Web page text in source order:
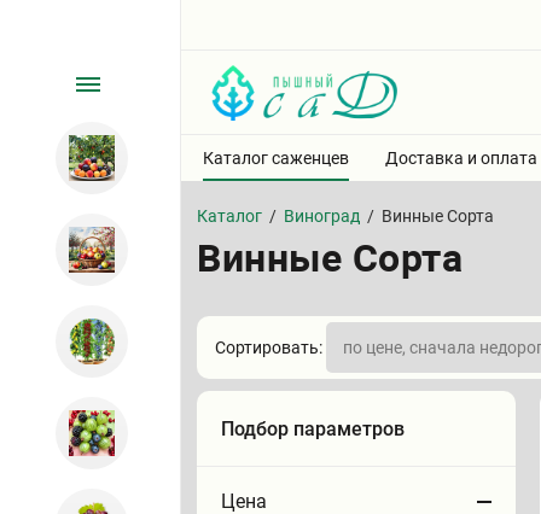
Каталог саженцев Доставка и оплата
Каталог / Виноград / Винные Сорта
Винные Сорта
Сортировать:
Подбор параметров
Цена